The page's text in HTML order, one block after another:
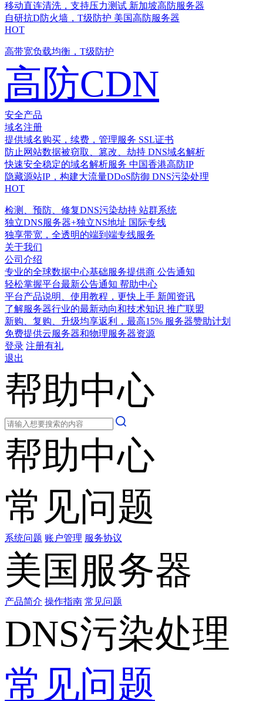
移动直连清洗，支持压力测试 新加坡高防服务器
自研抗D防火墙，T级防护 美国高防服务器
HOT
高带宽负载均衡，T级防护
高防CDN
安全产品
域名注册
提供域名购买，续费，管理服务 SSL证书
防止网站数据被窃取、篡改、劫持 DNS域名解析
快速安全稳定的域名解析服务 中国香港高防IP
隐藏源站IP，构建大流量DDoS防御 DNS污染处理
HOT
检测、预防、修复DNS污染劫持 站群系统
独立DNS服务器+独立NS地址 国际专线
独享带宽，全透明的端到端专线服务
关于我们
公司介绍
专业的全球数据中心基础服务提供商 公告通知
轻松掌握平台最新公告通知 帮助中心
平台产品说明、使用教程，更快上手 新闻资讯
了解服务器行业的最新动向和技术知识 推广联盟
新购、复购、升级均享返利，最高15% 服务器赞助计划
免费提供云服务器和物理服务器资源
登录 注册有礼
退出
帮助中心
帮助中心
常见问题
系统问题 账户管理 服务协议
美国服务器
产品简介 操作指南 常见问题
DNS污染处理
常见问题